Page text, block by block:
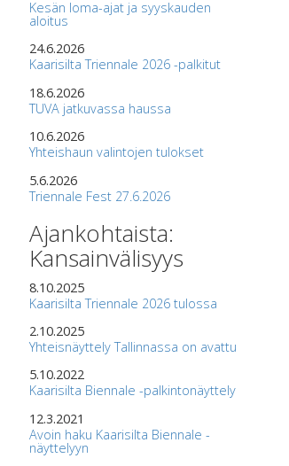
Kesän loma-ajat ja syyskauden
aloitus
24.6.2026
Kaarisilta Triennale 2026 -palkitut
18.6.2026
TUVA jatkuvassa haussa
10.6.2026
Yhteishaun valintojen tulokset
5.6.2026
Triennale Fest 27.6.2026
Ajankohtaista:
Kansainvälisyys
8.10.2025
Kaarisilta Triennale 2026 tulossa
2.10.2025
Yhteisnäyttely Tallinnassa on avattu
5.10.2022
Kaarisilta Biennale -palkintonäyttely
12.3.2021
Avoin haku Kaarisilta Biennale -
näyttelyyn